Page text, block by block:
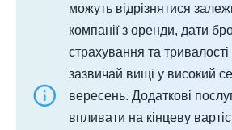
можуть відрізнятися
компанії з оренди, дати
страхування та
зазвичай вищі у високий
вересень. Додаткові
впливати на кінцеву